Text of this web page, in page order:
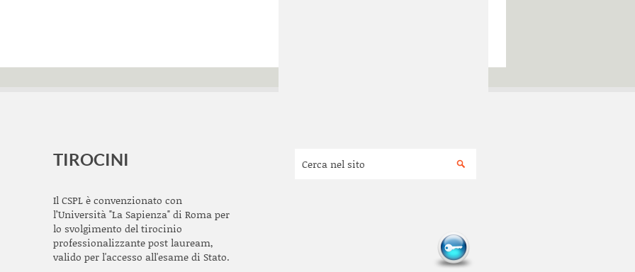
TIROCINI
Il CSPL è convenzionato con
l’Università "La Sapienza" di Roma per
lo svolgimento del tirocinio
professionalizzante post lauream,
valido per l'accesso all'esame di Stato.